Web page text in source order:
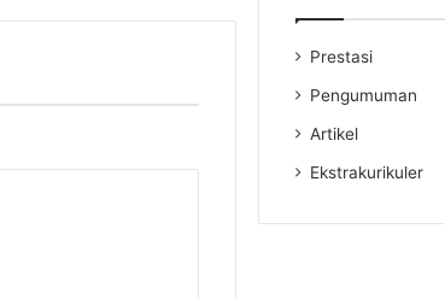
Prestasi
Pengumuman
Artikel
Ekstrakurikuler